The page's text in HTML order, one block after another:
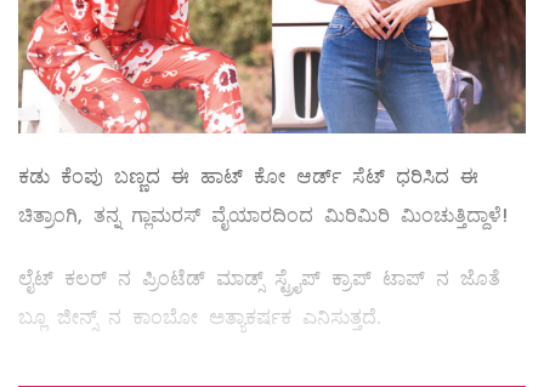
ಕಡು ಕೆಂಪು ಬಣ್ಣದ ಈ ಹಾಟ್‌ ಕೋ ಆರ್ಡ್‌ ಸೆಟ್‌ ಧರಿಸಿದ ಈ
ಚಿತ್ರಾಂಗಿ, ತನ್ನ ಗ್ಲಾಮರಸ್‌ ವೈಯಾರದಿಂದ ಮಿರಿಮಿರಿ ಮಿಂಚುತ್ತಿದ್ದಾಳೆ!
ಲೈಟ್‌ ಕಲರ್‌ ನ ಪ್ರಿಂಟೆಡ್‌ ಮಾಡ್ಸ್ ಸ್ಟ್ರೈಪ್ ಕ್ರಾಪ್‌ ಟಾಪ್‌ ನ ಜೊತೆ
ಬ್ಲೂ ಜೀನ್ಸ್ ನ ಕಾಂಬೋ ಅತ್ಯಾಕರ್ಷಕ ಎನಿಸುತ್ತದೆ.